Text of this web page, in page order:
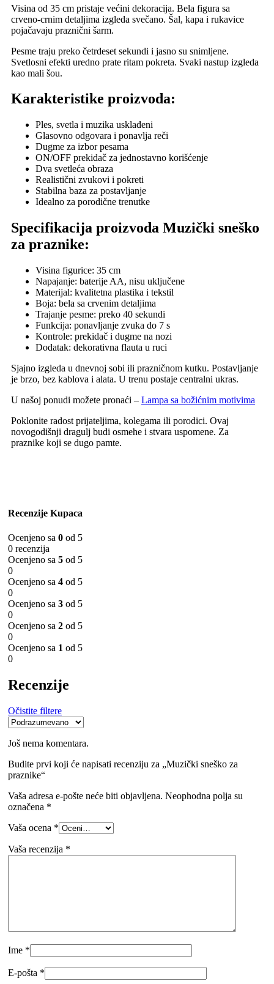
Visina od 35 cm pristaje većini dekoracija. Bela figura sa
crveno‑crnim detaljima izgleda svečano. Šal, kapa i rukavice
pojačavaju praznični šarm.
Pesme traju preko četrdeset sekundi i jasno su snimljene.
Svetlosni efekti uredno prate ritam pokreta. Svaki nastup izgleda
kao mali šou.
Karakteristike proizvoda:
Ples, svetla i muzika usklađeni
Glasovno odgovara i ponavlja reči
Dugme za izbor pesama
ON/OFF prekidač za jednostavno korišćenje
Dva svetleća obraza
Realistični zvukovi i pokreti
Stabilna baza za postavljanje
Idealno za porodične trenutke
Specifikacija proizvoda Muzički sneško
za praznike:
Visina figurice: 35 cm
Napajanje: baterije AA, nisu uključene
Materijal: kvalitetna plastika i tekstil
Boja: bela sa crvenim detaljima
Trajanje pesme: preko 40 sekundi
Funkcija: ponavljanje zvuka do 7 s
Kontrole: prekidač i dugme na nozi
Dodatak: dekorativna flauta u ruci
Sjajno izgleda u dnevnoj sobi ili prazničnom kutku. Postavljanje
je brzo, bez kablova i alata. U trenu postaje centralni ukras.
U našoj ponudi možete pronaći – Lampa sa božićnim motivima
Poklonite radost prijateljima, kolegama ili porodici. Ovaj
novogodišnji dragulj budi osmehe i stvara uspomene. Za
praznike koji se dugo pamte.
Recenzije Kupaca
Ocenjeno sa 0 od 5
0 recenzija
Ocenjeno sa 5 od 5
0
Ocenjeno sa 4 od 5
0
Ocenjeno sa 3 od 5
0
Ocenjeno sa 2 od 5
0
Ocenjeno sa 1 od 5
0
Recenzije
Očistite filtere
Još nema komentara.
Budite prvi koji će napisati recenziju za „Muzički sneško za
praznike“
Vaša adresa e-pošte neće biti objavljena. Neophodna polja su
označena *
Vaša ocena *
Vaša recenzija *
Ime *
E-pošta *